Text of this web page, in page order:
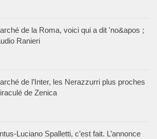
de la Roma, voici qui a dit 'no&apos ;
Ranieri
de l’Inter, les Nerazzurri plus proches
de Zenica
Luciano Spalletti, c’est fait. L’annonce